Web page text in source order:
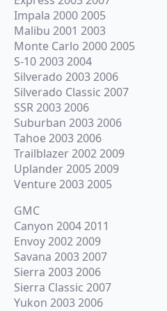
Impala 2000 2005
Malibu 2001 2003
Monte Carlo 2000 2005
S-10 2003 2004
Silverado 2003 2006
Silverado Classic 2007
SSR 2003 2006
Suburban 2003 2006
Tahoe 2003 2006
Trailblazer 2002 2009
Uplander 2005 2009
Venture 2003 2005
GMC
Canyon 2004 2011
Envoy 2002 2009
Savana 2003 2007
Sierra 2003 2006
Sierra Classic 2007
Yukon 2003 2006